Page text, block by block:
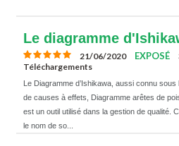
Le diagramme
21/06/2020 EXPOSÉ
Téléchargements
Le Diagramme d’Ishikawa, aussi connu
de causes à effets, Diagramme arêtes de
est un outil utilisé dans la gestion de qualité.
le nom de so...